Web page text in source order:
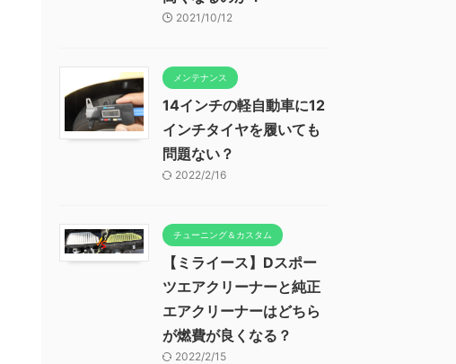
2021/10/12
メンテナンス
14インチの軽自動車に12
インチタイヤを履いても
問題ない？
2022/2/16
チューニング＆カスタム
【ミライース】Dスポー
ツエアクリーナーと純正
エアクリーナーはどちら
が燃費が良くなる？
2022/2/15